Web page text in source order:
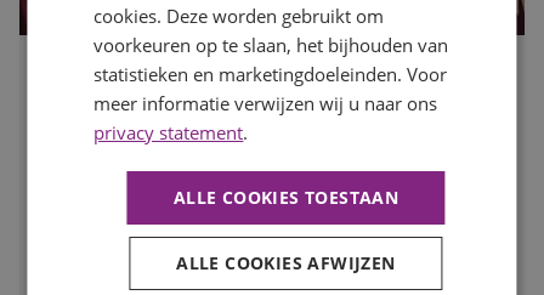
Waarom motivatie steeds belangrijker wordt dan een
perfect cv
Publicatiedatum10 juli 2026
persoon achter het cv: hoe gemotiveerd is iemand, wil
iemand zich ontwikkelen en past diegene binnen het
cookies. Deze worden gebruikt om
voorkeuren op te slaan, het bijhouden van
statistieken en marketingdoeleinden. Voor
meer informatie verwijzen wij u naar ons
privacy statement.
ALLE COOKIES TOESTAAN
ALLE COOKIES AFWIJZEN